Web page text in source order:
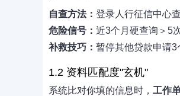
自查方法： 登录人行征信中心
危险信号： 近3个月硬查询＞5
补救技巧： 暂停其他贷款申请
1.2 资料匹配度"玄机"
系统比对你填的信息时， 工作